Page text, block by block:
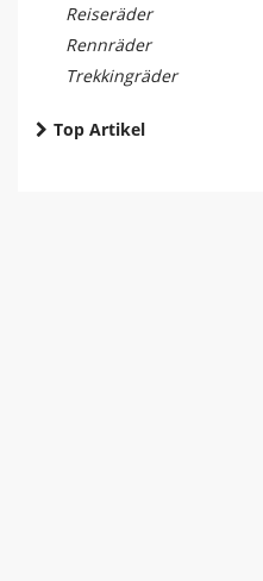
Reiseräder
Rennräder
Trekkingräder
Top Artikel